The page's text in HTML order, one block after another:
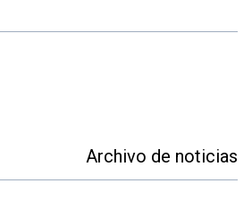
Archivo de noticias